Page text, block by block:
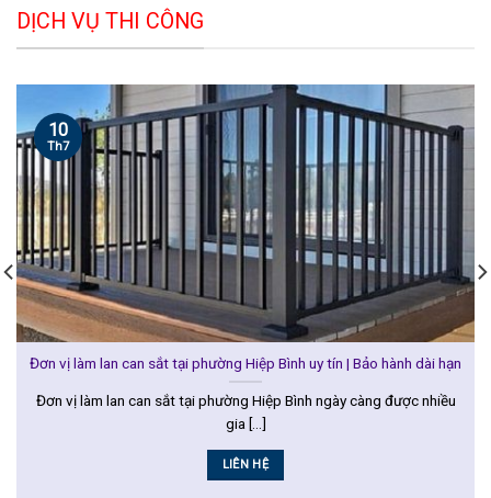
DỊCH VỤ THI CÔNG
Đơn vị làm lan can sắt tại phường Hiệp Bình uy tín | Bảo hành dài hạn
Đơn vị làm lan can sắt tại phường Hiệp Bình ngày càng được nhiều
gia [...]
LIÊN HỆ
10
Th7